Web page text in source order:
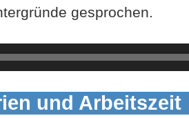
gesprochen.
und Arbeitszeit